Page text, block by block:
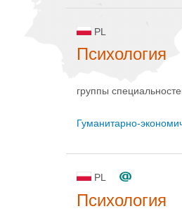
PL
Психология
группы
Гуманитарно-
PL
Психология